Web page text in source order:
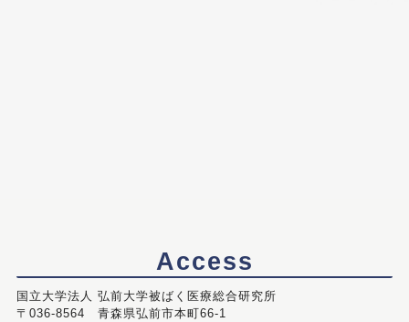
Access
国立大学法人 弘前大学被ばく医療総合研究所
〒036-8564 青森県弘前市本町66-1